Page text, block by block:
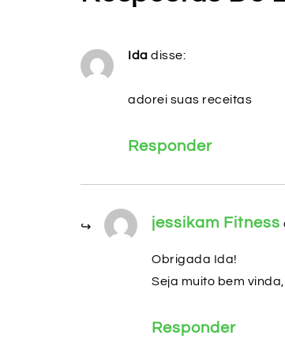
Ida disse:
adorei suas receitas
Responder
jessikam Fitness
Obrigada Ida!
Seja muito bem
Responder